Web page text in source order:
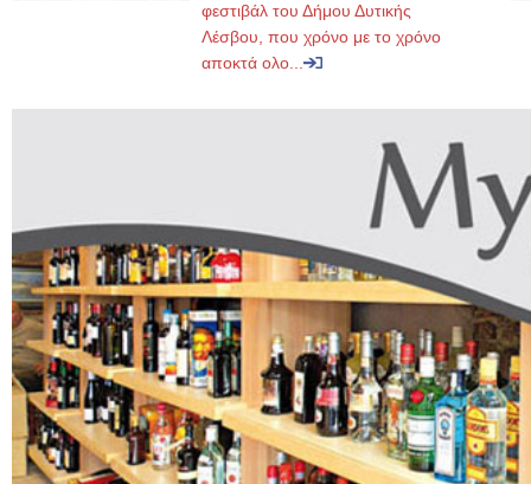
φεστιβάλ του Δήμου Δυτικής
Λέσβου, που χρόνο με το χρόνο
αποκτά ολο...